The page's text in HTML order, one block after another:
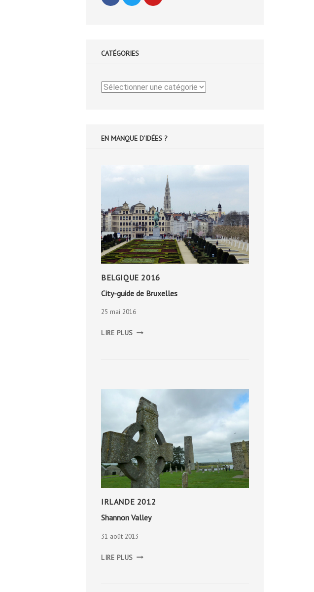
CATÉGORIES
Catégories
EN MANQUE D'IDÉES ?
BELGIQUE 2016
City-guide de Bruxelles
25 mai 2016
LIRE PLUS GUIDE
IRLANDE 2012
Shannon Valley
31 août 2013
LIRE PLUS VALLEY